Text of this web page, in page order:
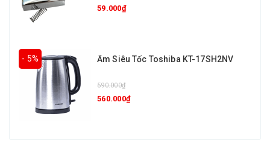
59.000₫
- 5% Ấm Siêu Tốc Toshiba KT-17SH2NV
590.000₫
560.000₫